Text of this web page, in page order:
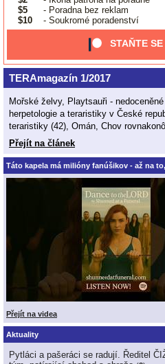
$5
- Poradna bez reklam
$10
- Soukromé poradenství
STAŇTE
TERAmagazín 1/2017
Mořské želvy, Playtsauři -
herpetologie a teraristiky v České
teraristiky (42), Omán, Chov
Přejít na článek
Táto kapela má milióny fanúšikov - až na
Přejít na videa
Aktuality
Pytláci a pašeráci se radují. Ředitel